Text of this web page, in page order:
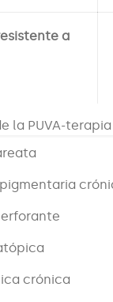
a
la PUVA-terapia
crónica